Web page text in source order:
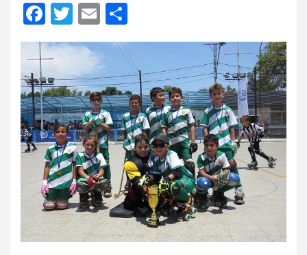
F
a
ce
b
o
o
k
T
wi
tt
er
E
m
ail
o
m
p
ar
tir